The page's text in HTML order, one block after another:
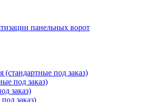
панельных ворот
под заказ)
под заказ)
заказ)
заказ)